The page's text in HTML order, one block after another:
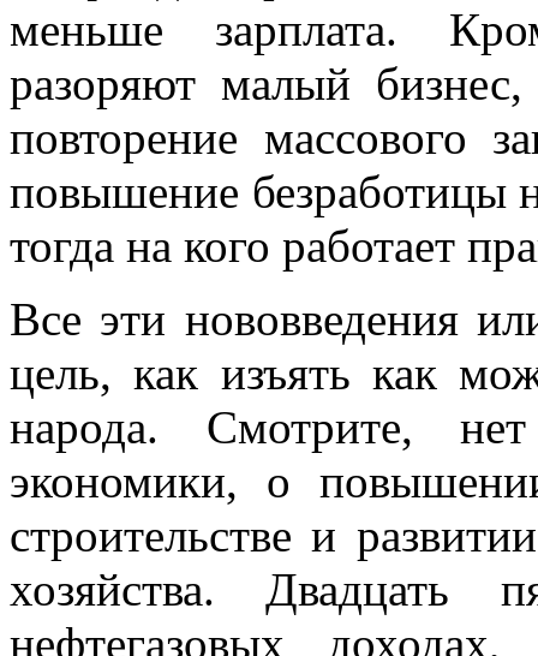
меньше зарплата.
разоряют малый
повторение массового
повышение безработицы
тогда на кого работает
Все эти нововведения
цель, как изъять как
народа. Смотрите,
экономики, о
строительстве и
хозяйства. Двадцать
нефтегазовых